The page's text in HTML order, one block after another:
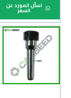
اسأل المورد عن
السعر